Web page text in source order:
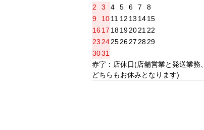
2
3 4 5 6 7
8
9
1011 12 13 1415
16 17 18192021 22
23 24252627 2829
3031
赤字：店休日(店舗営業と発送業務、
どちらもお休みとなります)